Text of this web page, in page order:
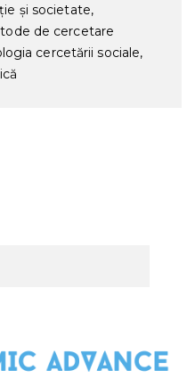
și societate,
de cercetare
cercetării sociale,